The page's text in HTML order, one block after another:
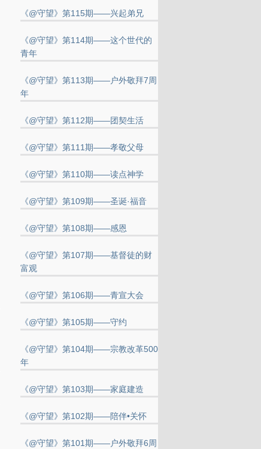
《@守望》第115期——兴起弟兄
《@守望》第114期——这个世代的
青年
《@守望》第113期——户外敬拜7周
年
《@守望》第112期——团契生活
《@守望》第111期——孝敬父母
《@守望》第110期——读点神学
《@守望》第109期——圣诞·福音
《@守望》第108期——感恩
《@守望》第107期——基督徒的财
富观
《@守望》第106期——青宣大会
《@守望》第105期——守约
《@守望》第104期——宗教改革500
年
《@守望》第103期——家庭建造
《@守望》第102期——陪伴•关怀
《@守望》第101期——户外敬拜6周